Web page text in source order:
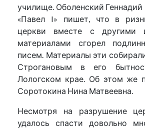
училище. Оболенский
«Павел I» пишет, что в
церкви вместе с другими
материалами сгорел
писем. Материалы эти
Строгановым в его
Лологском крае. Об этом же
Соротокина Нина Матвеевна.
Несмотря на разрушение
удалось спасти довольно